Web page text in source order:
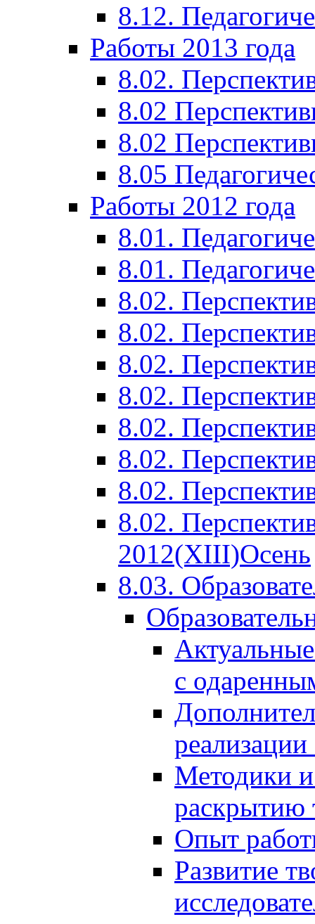
8.12.
Работы 2013 года
8.02.
8.02
8.02
8.05
Работы 2012 года
8.01.
8.01.
8.02.
8.02.
8.02.
8.02.
8.02.
8.02.
8.02.
8.02.
2012(XIII)Осень
8.03.
с
Методики
раскрытию
Опыт
Развитие